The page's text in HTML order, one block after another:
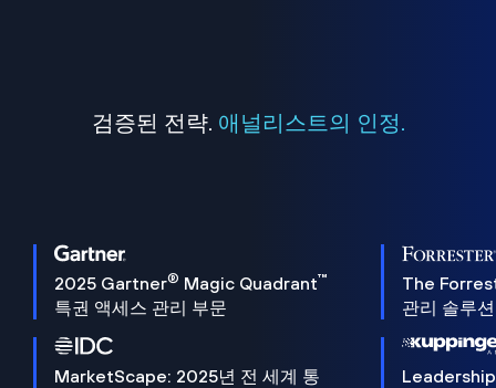
검증된 전략. 애널리스트의 인정.
2025 Gartner® Magic Quadrant™
특권 액세스 관리 부문
The
관리 솔루
MarketScape: 2025년 전 세계 통